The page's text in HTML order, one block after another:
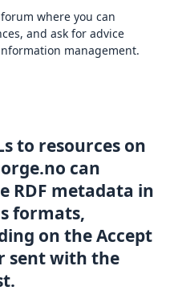
where you can
and ask for advice
management.
to resources on
can
RDF metadata in
formats,
on the Accept
sent with the